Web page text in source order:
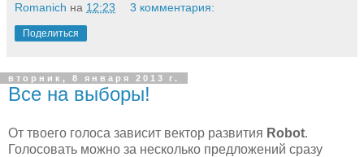
Romanich на 12:23 3 комментария:
Поделиться
вторник, 8 января 2013 г.
Все на выборы!
От твоего голоса зависит вектор развития Robot.
Голосовать можно за несколько предложений сразу